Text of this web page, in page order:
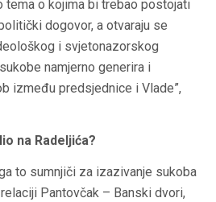
tema o kojima bi trebao postojati
dogovor, a otvaraju se
i svjetonazorskog
namjerno generira i
između predsjednice i Vlade”,
na Radeljića?
to sumnjiči za izazivanje sukoba
Pantovčak – Banski dvori,